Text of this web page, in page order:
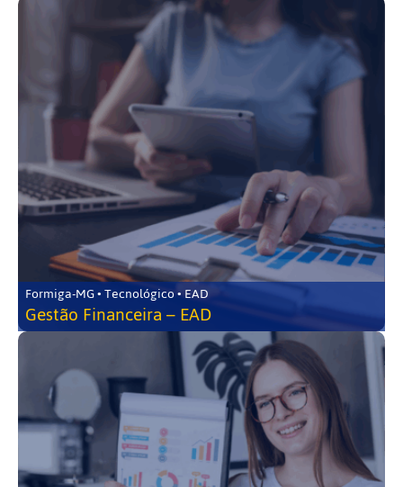
Formiga-MG • Tecnológico • EAD
Gestão Financeira – EAD